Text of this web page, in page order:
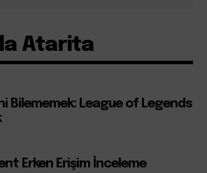
Atarita
Bilememek: League of Legends
Erken Erişim İnceleme